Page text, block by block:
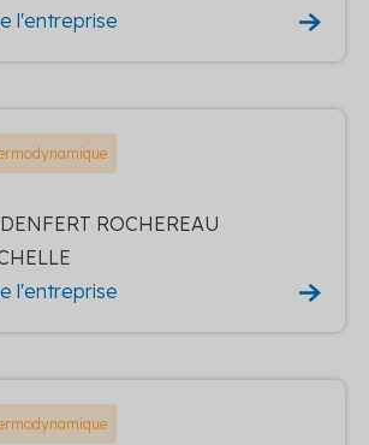
l'entreprise
ROCHEREAU
l'entreprise